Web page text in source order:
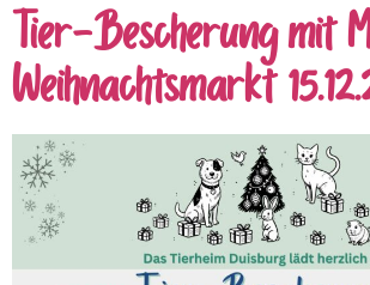
Tier-Bescherung mit
Weihnachtsmarkt